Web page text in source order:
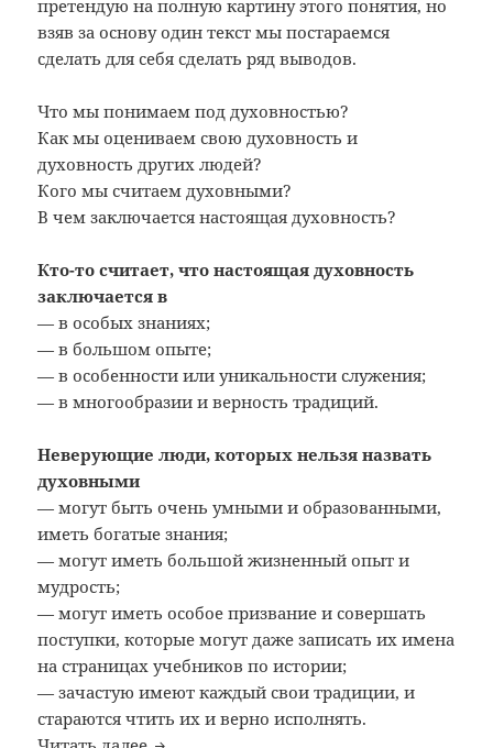
претендую на полную картину этого понятия, но
взяв за основу один текст мы постараемся
сделать для себя сделать ряд выводов.
Что мы понимаем под духовностью?
Как мы оцениваем свою духовность и
духовность других людей?
Кого мы считаем духовными?
В чем заключается настоящая духовность?
Кто-то считает, что настоящая духовность
заключается в
— в особых знаниях;
— в большом опыте;
— в особенности или уникальности служения;
— в многообразии и верность традиций.
Неверующие люди, которых нельзя назвать
духовными
— могут быть очень умными и образованными,
иметь богатые знания;
— могут иметь большой жизненный опыт и
мудрость;
— могут иметь особое призвание и совершать
поступки, которые могут даже записать их имена
на страницах учебников по истории;
— зачастую имеют каждый свои традиции, и
стараются чтить их и верно исполнять.